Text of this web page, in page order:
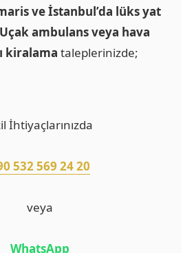
ve İstanbul’da lüks yat
ambulans veya hava
kiralama taleplerinizde;
İhtiyaçlarınızda
532 569 24 20
veya
WhatsApp